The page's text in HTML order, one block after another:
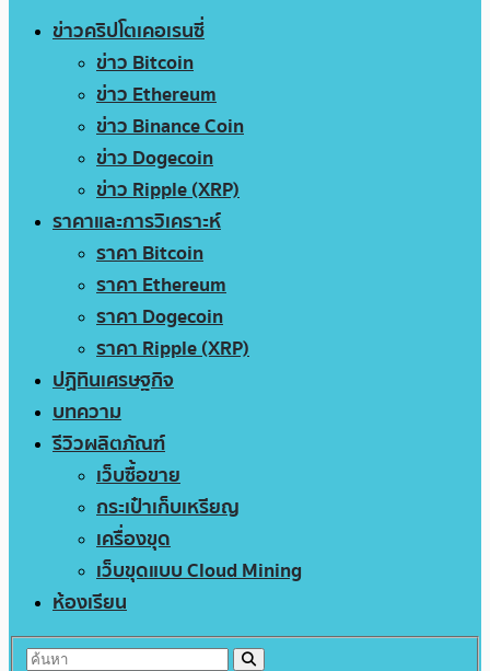
ข่าวคริปโตเคอเรนซี่
ข่าว Bitcoin
ข่าว Ethereum
ข่าว Binance Coin
ข่าว Dogecoin
ข่าว Ripple (XRP)
ราคาและการวิเคราะห์
ราคา Bitcoin
ราคา Ethereum
ราคา Dogecoin
ราคา Ripple (XRP)
ปฏิทินเศรษฐกิจ
บทความ
รีวิวผลิตภัณฑ์
เว็บซื้อขาย
กระเป๋าเก็บเหรียญ
เครื่องขุด
เว็บขุดแบบ Cloud Mining
ห้องเรียน